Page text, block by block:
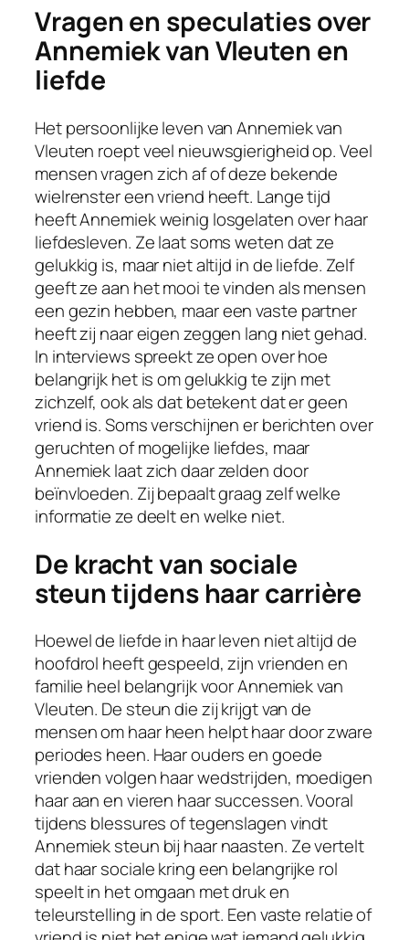
Vragen en speculaties over
Annemiek van Vleuten en
liefde
Het persoonlijke leven van Annemiek van
Vleuten roept veel nieuwsgierigheid op. Veel
mensen vragen zich af of deze bekende
wielrenster een vriend heeft. Lange tijd
heeft Annemiek weinig losgelaten over haar
liefdesleven. Ze laat soms weten dat ze
gelukkig is, maar niet altijd in de liefde. Zelf
geeft ze aan het mooi te vinden als mensen
een gezin hebben, maar een vaste partner
heeft zij naar eigen zeggen lang niet gehad.
In interviews spreekt ze open over hoe
belangrijk het is om gelukkig te zijn met
zichzelf, ook als dat betekent dat er geen
vriend is. Soms verschijnen er berichten over
geruchten of mogelijke liefdes, maar
Annemiek laat zich daar zelden door
beïnvloeden. Zij bepaalt graag zelf welke
informatie ze deelt en welke niet.
De kracht van sociale
steun tijdens haar carrière
Hoewel de liefde in haar leven niet altijd de
hoofdrol heeft gespeeld, zijn vrienden en
familie heel belangrijk voor Annemiek van
Vleuten. De steun die zij krijgt van de
mensen om haar heen helpt haar door zware
periodes heen. Haar ouders en goede
vrienden volgen haar wedstrijden, moedigen
haar aan en vieren haar successen. Vooral
tijdens blessures of tegenslagen vindt
Annemiek steun bij haar naasten. Ze vertelt
dat haar sociale kring een belangrijke rol
speelt in het omgaan met druk en
teleurstelling in de sport. Een vaste relatie of